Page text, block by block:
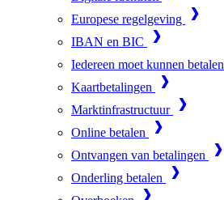
Europese regelgeving
IBAN en BIC
Iedereen moet kunnen betalen
Kaartbetalingen
Marktinfrastructuur
Online betalen
Ontvangen van betalingen
Onderling betalen